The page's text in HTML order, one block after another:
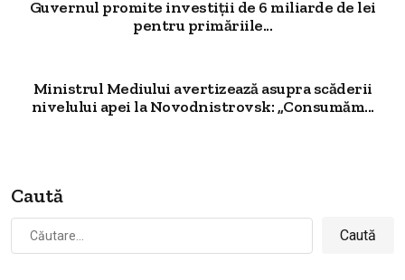
Guvernul promite investiții de 6 miliarde de lei
pentru primăriile...
Ministrul Mediului avertizează asupra scăderii
nivelului apei la Novodnistrovsk: „Consumăm...
Caută
Caută
după: